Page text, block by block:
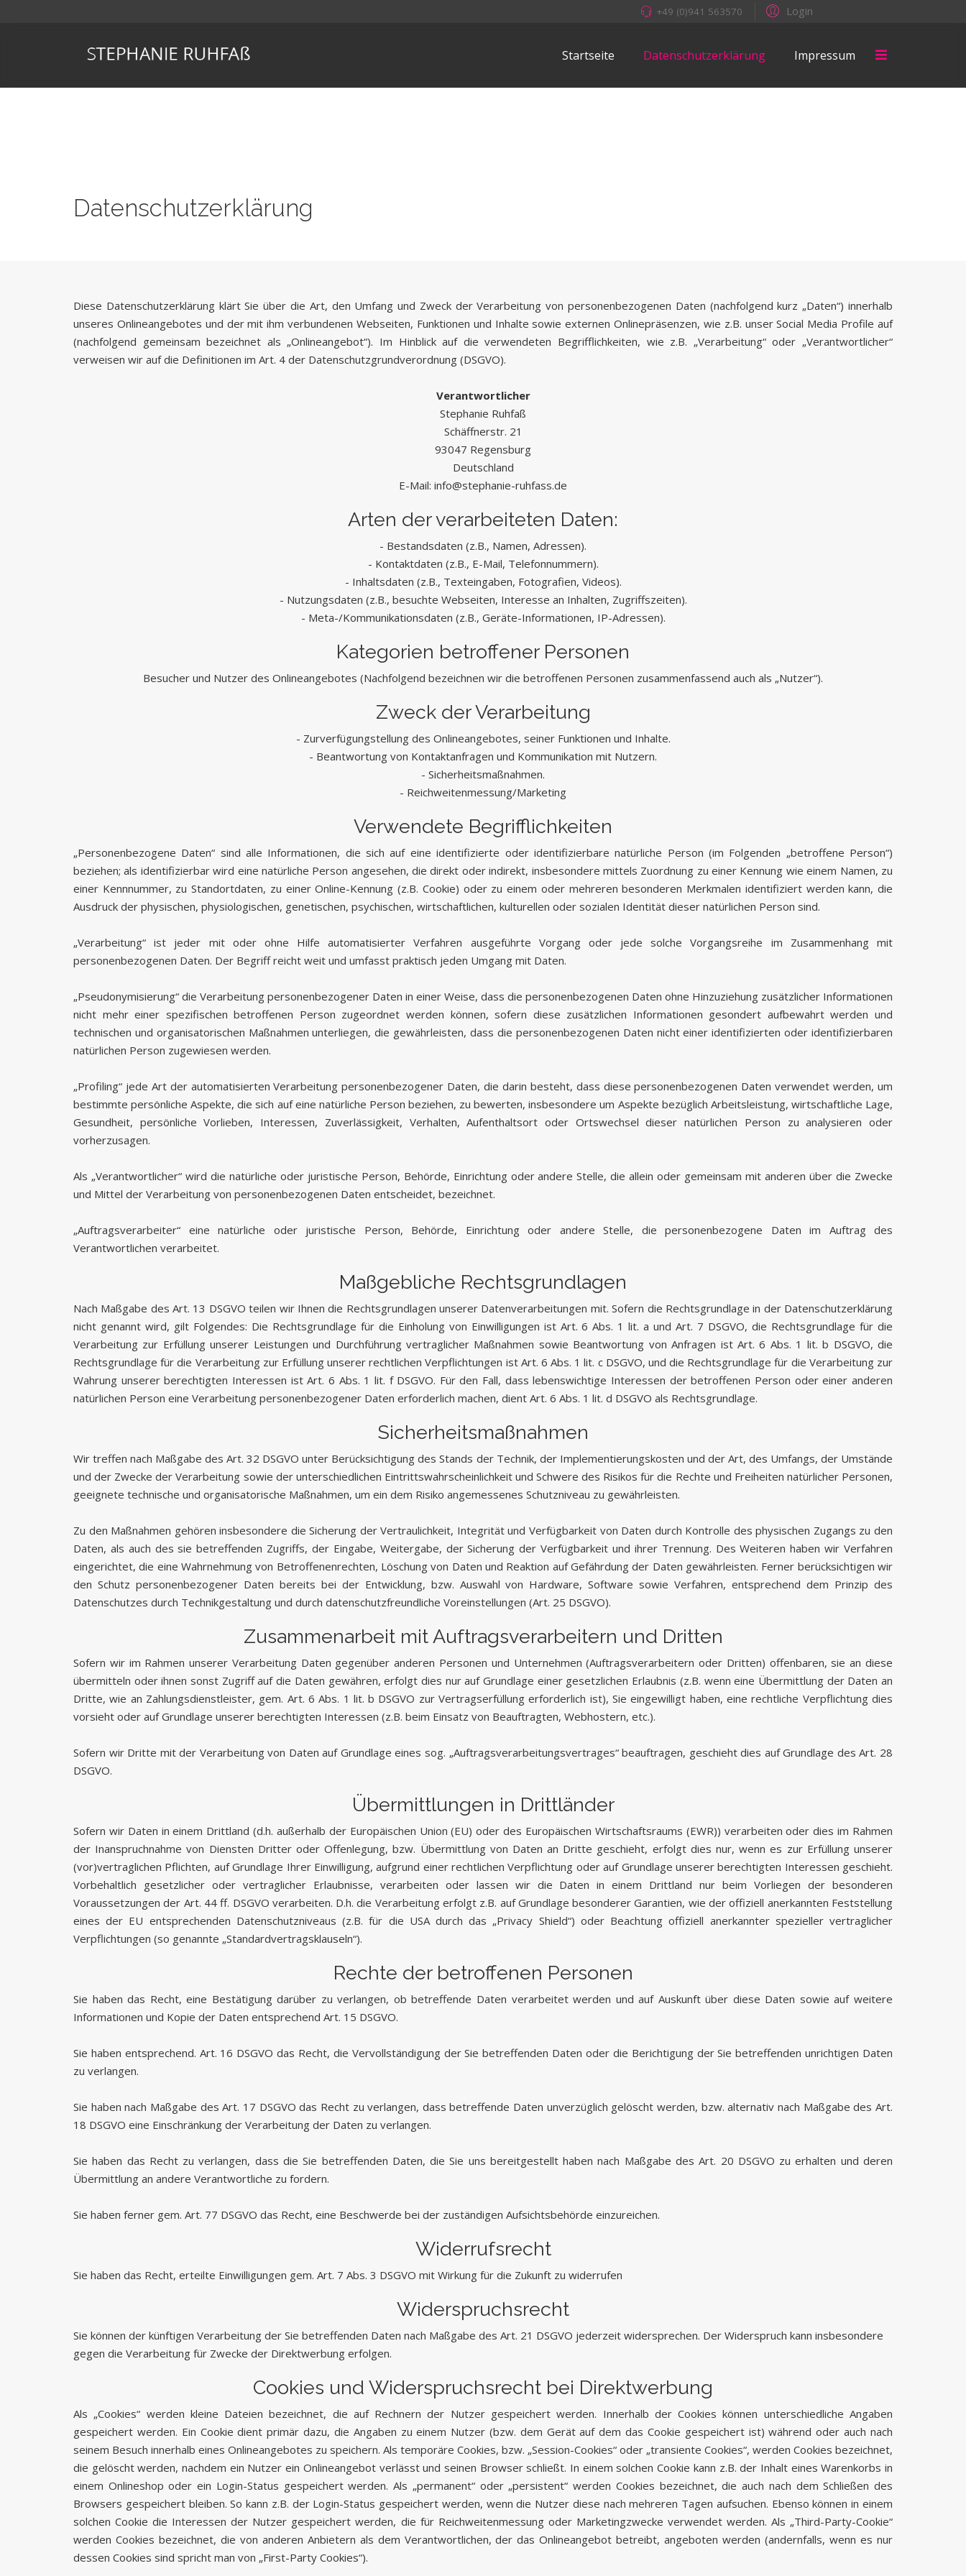
Login
+49 (0)941 563570
Startseite Datenschutzerklärung Impressum
Datenschutzerklärung
Diese Datenschutzerklärung klärt Sie über die Art, den Umfang und Zweck der Verarbeitung von personenbezogenen Daten (nachfolgend kurz „Daten“) innerhalb
unseres Onlineangebotes und der mit ihm verbundenen Webseiten, Funktionen und Inhalte sowie externen Onlinepräsenzen, wie z.B. unser Social Media Profile auf
(nachfolgend gemeinsam bezeichnet als „Onlineangebot“). Im Hinblick auf die verwendeten Begrifflichkeiten, wie z.B. „Verarbeitung“ oder „Verantwortlicher“
verweisen wir auf die Definitionen im Art. 4 der Datenschutzgrundverordnung (DSGVO).
Verantwortlicher
Stephanie Ruhfaß
Schäffnerstr. 21
93047 Regensburg
Deutschland
E-Mail: info@stephanie-ruhfass.de
Arten der verarbeiteten Daten:
- Bestandsdaten (z.B., Namen, Adressen).
- Kontaktdaten (z.B., E-Mail, Telefonnummern).
- Inhaltsdaten (z.B., Texteingaben, Fotografien, Videos).
- Nutzungsdaten (z.B., besuchte Webseiten, Interesse an Inhalten, Zugriffszeiten).
- Meta-/Kommunikationsdaten (z.B., Geräte-Informationen, IP-Adressen).
Kategorien betroffener Personen
Besucher und Nutzer des Onlineangebotes (Nachfolgend bezeichnen wir die betroffenen Personen zusammenfassend auch als „Nutzer“).
Zweck der Verarbeitung
- Zurverfügungstellung des Onlineangebotes, seiner Funktionen und Inhalte.
- Beantwortung von Kontaktanfragen und Kommunikation mit Nutzern.
- Sicherheitsmaßnahmen.
- Reichweitenmessung/Marketing
Verwendete Begrifflichkeiten
„Personenbezogene Daten“ sind alle Informationen, die sich auf eine identifizierte oder identifizierbare natürliche Person (im Folgenden „betroffene Person“)
beziehen; als identifizierbar wird eine natürliche Person angesehen, die direkt oder indirekt, insbesondere mittels Zuordnung zu einer Kennung wie einem Namen, zu
einer Kennnummer, zu Standortdaten, zu einer Online-Kennung (z.B. Cookie) oder zu einem oder mehreren besonderen Merkmalen identifiziert werden kann, die
Ausdruck der physischen, physiologischen, genetischen, psychischen, wirtschaftlichen, kulturellen oder sozialen Identität dieser natürlichen Person sind.
„Verarbeitung“ ist jeder mit oder ohne Hilfe automatisierter Verfahren ausgeführte Vorgang oder jede solche Vorgangsreihe im Zusammenhang mit
personenbezogenen Daten. Der Begriff reicht weit und umfasst praktisch jeden Umgang mit Daten.
„Pseudonymisierung“ die Verarbeitung personenbezogener Daten in einer Weise, dass die personenbezogenen Daten ohne Hinzuziehung zusätzlicher Informationen
nicht mehr einer spezifischen betroffenen Person zugeordnet werden können, sofern diese zusätzlichen Informationen gesondert aufbewahrt werden und
technischen und organisatorischen Maßnahmen unterliegen, die gewährleisten, dass die personenbezogenen Daten nicht einer identifizierten oder identifizierbaren
natürlichen Person zugewiesen werden.
„Profiling“ jede Art der automatisierten Verarbeitung personenbezogener Daten, die darin besteht, dass diese personenbezogenen Daten verwendet werden, um
bestimmte persönliche Aspekte, die sich auf eine natürliche Person beziehen, zu bewerten, insbesondere um Aspekte bezüglich Arbeitsleistung, wirtschaftliche Lage,
Gesundheit, persönliche Vorlieben, Interessen, Zuverlässigkeit, Verhalten, Aufenthaltsort oder Ortswechsel dieser natürlichen Person zu analysieren oder
vorherzusagen.
Als „Verantwortlicher“ wird die natürliche oder juristische Person, Behörde, Einrichtung oder andere Stelle, die allein oder gemeinsam mit anderen über die Zwecke
und Mittel der Verarbeitung von personenbezogenen Daten entscheidet, bezeichnet.
„Auftragsverarbeiter“ eine natürliche oder juristische Person, Behörde, Einrichtung oder andere Stelle, die personenbezogene Daten im Auftrag des
Verantwortlichen verarbeitet.
Maßgebliche Rechtsgrundlagen
Nach Maßgabe des Art. 13 DSGVO teilen wir Ihnen die Rechtsgrundlagen unserer Datenverarbeitungen mit. Sofern die Rechtsgrundlage in der Datenschutzerklärung
nicht genannt wird, gilt Folgendes: Die Rechtsgrundlage für die Einholung von Einwilligungen ist Art. 6 Abs. 1 lit. a und Art. 7 DSGVO, die Rechtsgrundlage für die
Verarbeitung zur Erfüllung unserer Leistungen und Durchführung vertraglicher Maßnahmen sowie Beantwortung von Anfragen ist Art. 6 Abs. 1 lit. b DSGVO, die
Rechtsgrundlage für die Verarbeitung zur Erfüllung unserer rechtlichen Verpflichtungen ist Art. 6 Abs. 1 lit. c DSGVO, und die Rechtsgrundlage für die Verarbeitung zur
Wahrung unserer berechtigten Interessen ist Art. 6 Abs. 1 lit. f DSGVO. Für den Fall, dass lebenswichtige Interessen der betroffenen Person oder einer anderen
natürlichen Person eine Verarbeitung personenbezogener Daten erforderlich machen, dient Art. 6 Abs. 1 lit. d DSGVO als Rechtsgrundlage.
Sicherheitsmaßnahmen
Wir treffen nach Maßgabe des Art. 32 DSGVO unter Berücksichtigung des Stands der Technik, der Implementierungskosten und der Art, des Umfangs, der Umstände
und der Zwecke der Verarbeitung sowie der unterschiedlichen Eintrittswahrscheinlichkeit und Schwere des Risikos für die Rechte und Freiheiten natürlicher Personen,
geeignete technische und organisatorische Maßnahmen, um ein dem Risiko angemessenes Schutzniveau zu gewährleisten.
Zu den Maßnahmen gehören insbesondere die Sicherung der Vertraulichkeit, Integrität und Verfügbarkeit von Daten durch Kontrolle des physischen Zugangs zu den
Daten, als auch des sie betreffenden Zugriffs, der Eingabe, Weitergabe, der Sicherung der Verfügbarkeit und ihrer Trennung. Des Weiteren haben wir Verfahren
eingerichtet, die eine Wahrnehmung von Betroffenenrechten, Löschung von Daten und Reaktion auf Gefährdung der Daten gewährleisten. Ferner berücksichtigen wir
den Schutz personenbezogener Daten bereits bei der Entwicklung, bzw. Auswahl von Hardware, Software sowie Verfahren, entsprechend dem Prinzip des
Datenschutzes durch Technikgestaltung und durch datenschutzfreundliche Voreinstellungen (Art. 25 DSGVO).
Zusammenarbeit mit Auftragsverarbeitern und Dritten
Sofern wir im Rahmen unserer Verarbeitung Daten gegenüber anderen Personen und Unternehmen (Auftragsverarbeitern oder Dritten) offenbaren, sie an diese
übermitteln oder ihnen sonst Zugriff auf die Daten gewähren, erfolgt dies nur auf Grundlage einer gesetzlichen Erlaubnis (z.B. wenn eine Übermittlung der Daten an
Dritte, wie an Zahlungsdienstleister, gem. Art. 6 Abs. 1 lit. b DSGVO zur Vertragserfüllung erforderlich ist), Sie eingewilligt haben, eine rechtliche Verpflichtung dies
vorsieht oder auf Grundlage unserer berechtigten Interessen (z.B. beim Einsatz von Beauftragten, Webhostern, etc.).
Sofern wir Dritte mit der Verarbeitung von Daten auf Grundlage eines sog. „Auftragsverarbeitungsvertrages“ beauftragen, geschieht dies auf Grundlage des Art. 28
DSGVO.
Übermittlungen in Drittländer
Sofern wir Daten in einem Drittland (d.h. außerhalb der Europäischen Union (EU) oder des Europäischen Wirtschaftsraums (EWR)) verarbeiten oder dies im Rahmen
der Inanspruchnahme von Diensten Dritter oder Offenlegung, bzw. Übermittlung von Daten an Dritte geschieht, erfolgt dies nur, wenn es zur Erfüllung unserer
(vor)vertraglichen Pflichten, auf Grundlage Ihrer Einwilligung, aufgrund einer rechtlichen Verpflichtung oder auf Grundlage unserer berechtigten Interessen geschieht.
Vorbehaltlich gesetzlicher oder vertraglicher Erlaubnisse, verarbeiten oder lassen wir die Daten in einem Drittland nur beim Vorliegen der besonderen
Voraussetzungen der Art. 44 ff. DSGVO verarbeiten. D.h. die Verarbeitung erfolgt z.B. auf Grundlage besonderer Garantien, wie der offiziell anerkannten Feststellung
eines der EU entsprechenden Datenschutzniveaus (z.B. für die USA durch das „Privacy Shield“) oder Beachtung offiziell anerkannter spezieller vertraglicher
Verpflichtungen (so genannte „Standardvertragsklauseln“).
Rechte der betroffenen Personen
Sie haben das Recht, eine Bestätigung darüber zu verlangen, ob betreffende Daten verarbeitet werden und auf Auskunft über diese Daten sowie auf weitere
Informationen und Kopie der Daten entsprechend Art. 15 DSGVO.
Sie haben entsprechend. Art. 16 DSGVO das Recht, die Vervollständigung der Sie betreffenden Daten oder die Berichtigung der Sie betreffenden unrichtigen Daten
zu verlangen.
Sie haben nach Maßgabe des Art. 17 DSGVO das Recht zu verlangen, dass betreffende Daten unverzüglich gelöscht werden, bzw. alternativ nach Maßgabe des Art.
18 DSGVO eine Einschränkung der Verarbeitung der Daten zu verlangen.
Sie haben das Recht zu verlangen, dass die Sie betreffenden Daten, die Sie uns bereitgestellt haben nach Maßgabe des Art. 20 DSGVO zu erhalten und deren
Übermittlung an andere Verantwortliche zu fordern.
Sie haben ferner gem. Art. 77 DSGVO das Recht, eine Beschwerde bei der zuständigen Aufsichtsbehörde einzureichen.
Widerrufsrecht
Sie haben das Recht, erteilte Einwilligungen gem. Art. 7 Abs. 3 DSGVO mit Wirkung für die Zukunft zu widerrufen
Widerspruchsrecht
Sie können der künftigen Verarbeitung der Sie betreffenden Daten nach Maßgabe des Art. 21 DSGVO jederzeit widersprechen. Der Widerspruch kann insbesondere
gegen die Verarbeitung für Zwecke der Direktwerbung erfolgen.
Cookies und Widerspruchsrecht bei Direktwerbung
Als „Cookies“ werden kleine Dateien bezeichnet, die auf Rechnern der Nutzer gespeichert werden. Innerhalb der Cookies können unterschiedliche Angaben
gespeichert werden. Ein Cookie dient primär dazu, die Angaben zu einem Nutzer (bzw. dem Gerät auf dem das Cookie gespeichert ist) während oder auch nach
seinem Besuch innerhalb eines Onlineangebotes zu speichern. Als temporäre Cookies, bzw. „Session-Cookies“ oder „transiente Cookies“, werden Cookies bezeichnet,
die gelöscht werden, nachdem ein Nutzer ein Onlineangebot verlässt und seinen Browser schließt. In einem solchen Cookie kann z.B. der Inhalt eines Warenkorbs in
einem Onlineshop oder ein Login-Status gespeichert werden. Als „permanent“ oder „persistent“ werden Cookies bezeichnet, die auch nach dem Schließen des
Browsers gespeichert bleiben. So kann z.B. der Login-Status gespeichert werden, wenn die Nutzer diese nach mehreren Tagen aufsuchen. Ebenso können in einem
solchen Cookie die Interessen der Nutzer gespeichert werden, die für Reichweitenmessung oder Marketingzwecke verwendet werden. Als „Third-Party-Cookie“
werden Cookies bezeichnet, die von anderen Anbietern als dem Verantwortlichen, der das Onlineangebot betreibt, angeboten werden (andernfalls, wenn es nur
dessen Cookies sind spricht man von „First-Party Cookies“).